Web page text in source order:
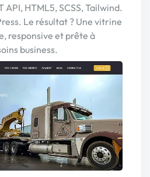
API, HTML5, SCSS, Tailwind.
Le résultat ? Une vitrine
responsive et prête à
business.